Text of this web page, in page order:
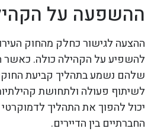
ההשפעה על
ההצעה לגישור כחלק מהחוק
להשפיע על הקהילה כולה. כאשר
שלהם נשמע בתהליך קביעת
לשיתוף פעולה ולתחושת
יכול להפוך את התהליך
החברתיים בין הדיירים.